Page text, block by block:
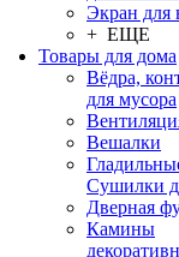
Экран для
+ ЕЩЕ
Товары для дома
Вёдра,
для мусора
Вешалки
Сушилки
Дверная
Камины